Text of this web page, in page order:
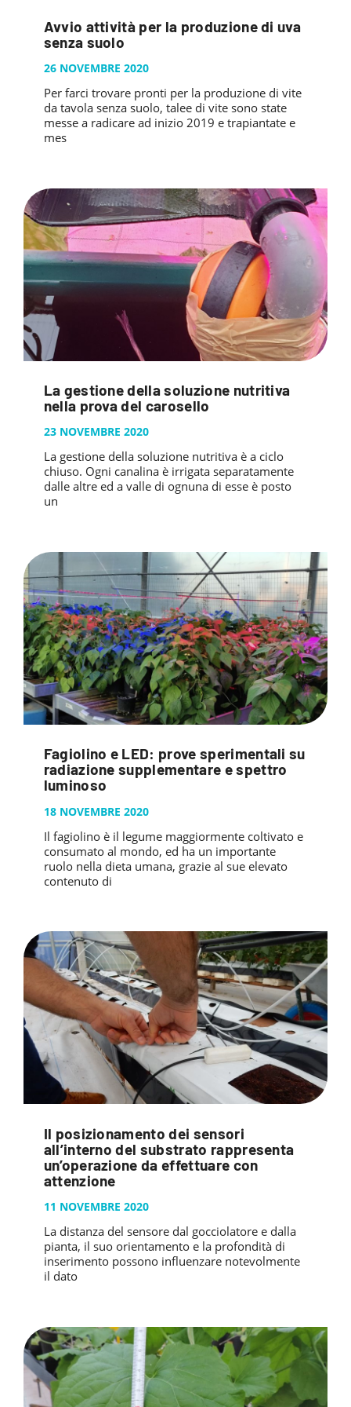
TASK 3.6
TASK 3.7
TASK 3.9
TASK 3.10
ARTICOLO DELLA SETTIMANA
RASSEGNA STAMPA
GALLERY
FOTO GALLERY
VIDEO GALLERY
CONTATTI
Avvio attività per la produzione di uva
senza suolo
26 NOVEMBRE 2020
Per farci trovare pronti per la produzione di vite
da tavola senza suolo, talee di vite sono state
messe a radicare ad inizio 2019 e trapiantate e
mes
La gestione della soluzione nutritiva
nella prova del carosello
23 NOVEMBRE 2020
La gestione della soluzione nutritiva è a ciclo
chiuso. Ogni canalina è irrigata separatamente
dalle altre ed a valle di ognuna di esse è posto
un
Fagiolino e LED: prove sperimentali su
radiazione supplementare e spettro
luminoso
18 NOVEMBRE 2020
Il fagiolino è il legume maggiormente coltivato e
consumato al mondo, ed ha un importante
ruolo nella dieta umana, grazie al sue elevato
contenuto di
Il posizionamento dei sensori
all’interno del substrato rappresenta
un’operazione da effettuare con
attenzione
11 NOVEMBRE 2020
La distanza del sensore dal gocciolatore e dalla
pianta, il suo orientamento e la profondità di
inserimento possono influenzare notevolmente
il dato